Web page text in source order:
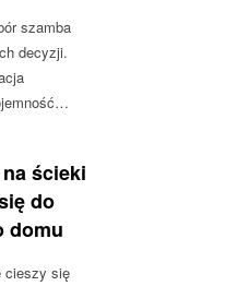
szamba
decyzji.
ścieki
do
domu
cieszy się